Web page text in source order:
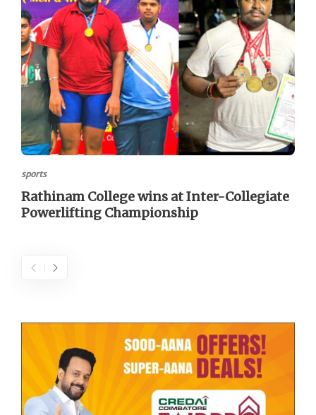
sports
Rathinam College wins at Inter-Collegiate
Powerlifting Championship